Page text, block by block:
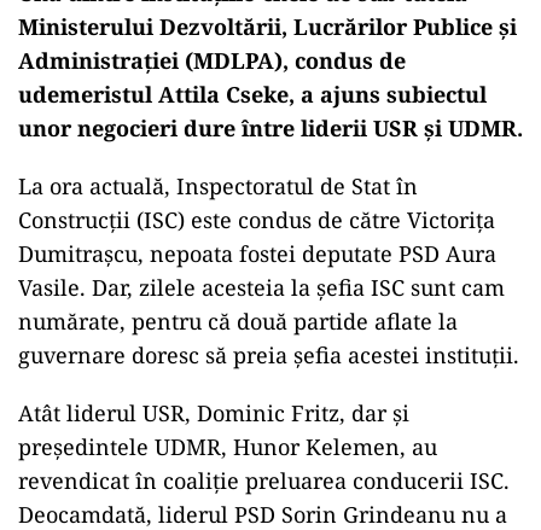
Ministerului Dezvoltării, Lucrărilor Publice și
Administrației (MDLPA), condus de
udemeristul Attila Cseke, a ajuns subiectul
unor negocieri dure între liderii USR și UDMR.
La ora actuală, Inspectoratul de Stat în
Construcții (ISC) este condus de către Victorița
Dumitrașcu, nepoata fostei deputate PSD Aura
Vasile. Dar, zilele acesteia la șefia ISC sunt cam
numărate, pentru că două partide aflate la
guvernare doresc să preia șefia acestei instituții.
Atât liderul USR, Dominic Fritz, dar și
președintele UDMR, Hunor Kelemen, au
revendicat în coaliție preluarea conducerii ISC.
Deocamdată, liderul PSD Sorin Grindeanu nu a